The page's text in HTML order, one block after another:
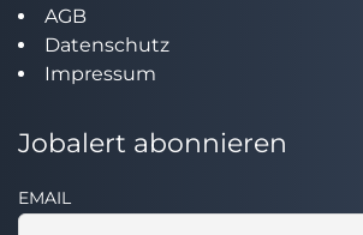
AGB
Datenschutz
Impressum
Jobalert abonnieren
EMAIL